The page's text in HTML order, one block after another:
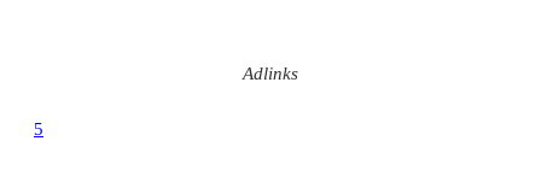
Adlinks
5